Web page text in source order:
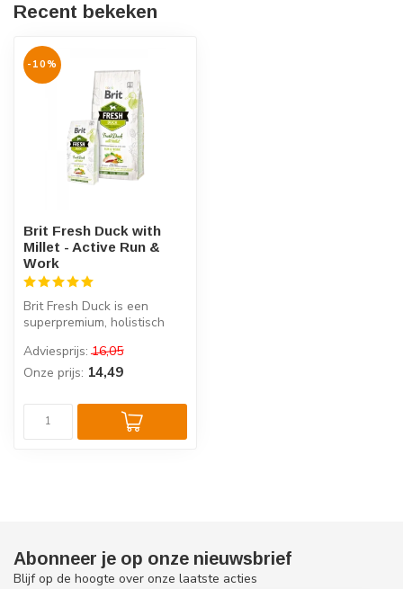
Recent bekeken
-10%
Brit Fresh Duck with
Millet - Active Run &
Work
Brit Fresh Duck is een
superpremium, holistisch
honden, ...
Adviesprijs: 16,05
Onze prijs: 14,49
Abonneer je op onze nieuwsbrief
Blijf op de hoogte over onze laatste acties